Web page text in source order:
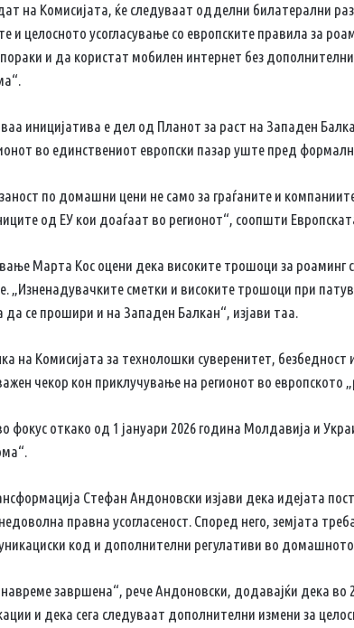
на Комисијата, ќе следуваат одделни билатерални
целосното усогласување со европските правила за
и да користат мобилен интернет без
иницијатива е дел од Планот за раст на Западен
во единствениот европски пазар уште пред
по домашни цени не само за граѓаните и
од ЕУ кои доаѓаат во регионот“, соопшти
Марта Кос оцени дека високите трошоци за роаминг
„Изненадувачките сметки и високите трошоци при
се прошири и на Западен Балкан“, изјави таа.
на Комисијата за технолошки суверенитет, безбедност
чекор кон приклучување на регионот во европското
откако од 1 јануари 2026 година Молдавија и
Стефан Андоновски изјави дека идејата
правна усогласеност. Според него, земјата
код и дополнителни регулативи во
завршена“, рече Андоновски, додавајќи дека во
и дека сега следуваат дополнителни измени за